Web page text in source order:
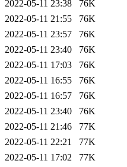
2022-05-11 23:38
76K
2022-05-11 21:55
76K
2022-05-11 23:57
76K
2022-05-11 23:40
76K
2022-05-11 17:03
76K
2022-05-11 16:55
76K
2022-05-11 16:57
76K
2022-05-11 23:40
76K
2022-05-11 21:46
77K
2022-05-11 22:21
77K
2022-05-11 17:02
77K